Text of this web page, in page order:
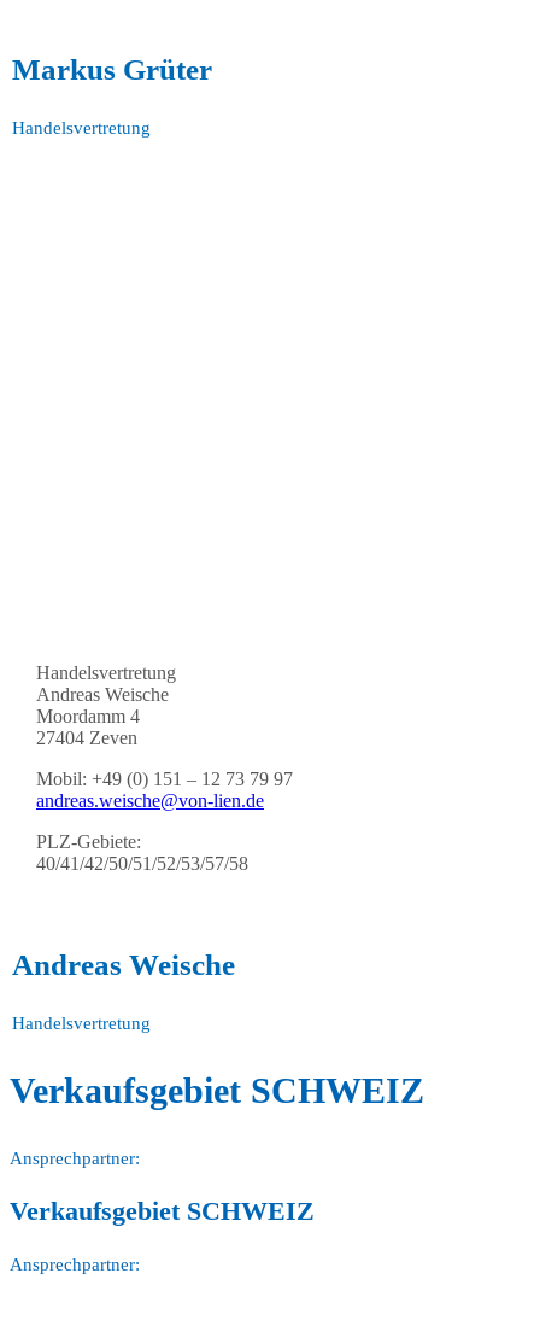
Markus Grüter
Handelsvertretung
Handelsvertretung
Andreas Weische
Moordamm 4
27404 Zeven
Mobil: +49 (0) 151 – 12 73 79 97
andreas.weische@von-lien.de
PLZ-Gebiete:
40/41/42/50/51/52/53/57/58
Andreas Weische
Handelsvertretung
Verkaufsgebiet SCHWEIZ
Ansprechpartner:
Verkaufsgebiet SCHWEIZ
Ansprechpartner: